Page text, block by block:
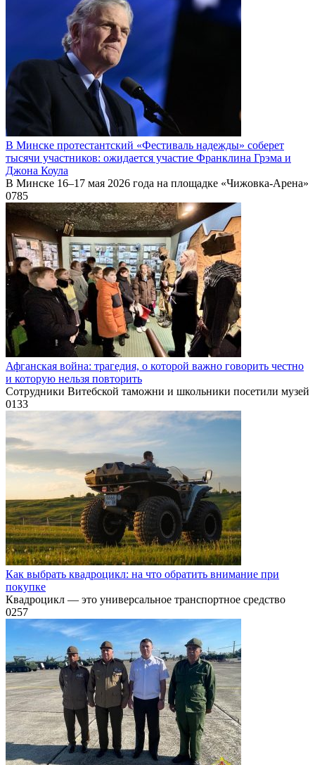
В Минске протестантский «Фестиваль надежды» соберет
тысячи участников: ожидается участие Франклина Грэма и
Джона Коула
В Минске 16–17 мая 2026 года на площадке «Чижовка-Арена»
0785
Афганская война: трагедия, о которой важно говорить честно
и которую нельзя повторить
Сотрудники Витебской таможни и школьники посетили музей
0133
Как выбрать квадроцикл: на что обратить внимание при
покупке
Квадроцикл — это универсальное транспортное средство
0257